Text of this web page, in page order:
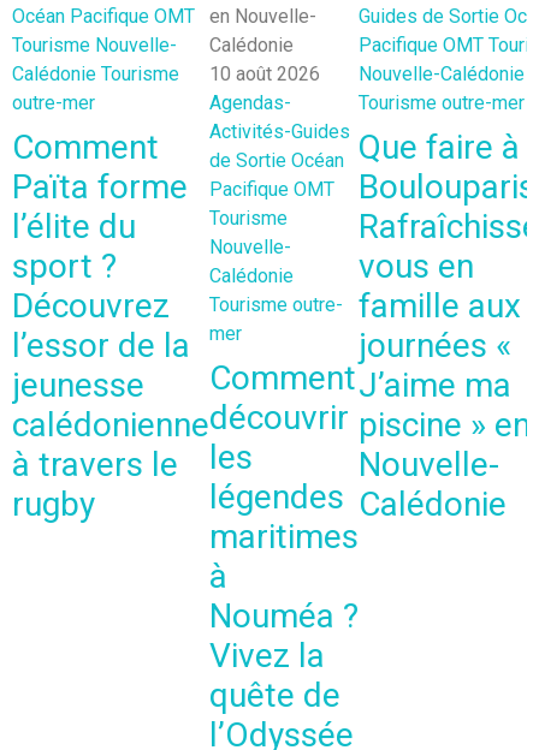
Océan Pacifique OMT
Tourisme Nouvelle-
Calédonie Tourisme
outre-mer
Comment
Païta forme
l’élite du
sport ?
Découvrez
l’essor de la
jeunesse
calédonienne
à travers le
rugby
10 août 2026
Agendas-
Activités-Guides
de Sortie Océan
Pacifique OMT
Tourisme
Nouvelle-
Calédonie
Tourisme outre-
mer
Comment
découvrir
les
légendes
maritimes
à
Nouméa ?
Vivez la
quête de
l’Odyssée
Guides de Sortie
Pacifique OMT
Nouvelle-Calédonie
Tourisme outre-mer
Que faire à
vous en
famille aux
journées «
J’aime ma
piscine » en
Nouvelle-
Calédonie